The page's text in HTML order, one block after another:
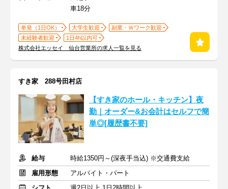
車18分
単発（1日OK） 大学生歓迎
副業・Ｗワーク歓迎
未経験者歓迎
1日4h以内可
株式会社エッセイ 仙台営業所の求人一覧を見る
すき家 288号田村店
【すき家のホール・キッチン】夜
勤｜オーダー&お会計はセルフで簡
単◎[履歴書不要]
給与
時給1350円～(深夜手当込) ※交通費支給
雇用形態
アルバイト・パート